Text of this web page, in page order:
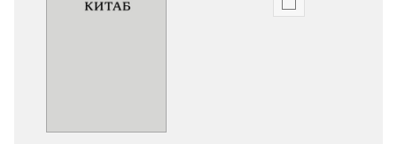
Електрон